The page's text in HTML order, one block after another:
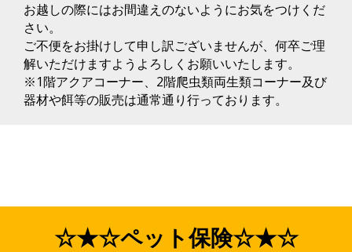
お越しの際にはお間違えのないようにお気をつけくだ
さい。
ご不便をお掛けして申し訳ございませんが、何卒ご理
解いただけますようよろしくお願いいたします。
※1階アクアコーナー、2階爬虫類両生類コーナー及び
器材や餌等の販売は通常通り行っております。
☆★☆ペット保険☆★☆